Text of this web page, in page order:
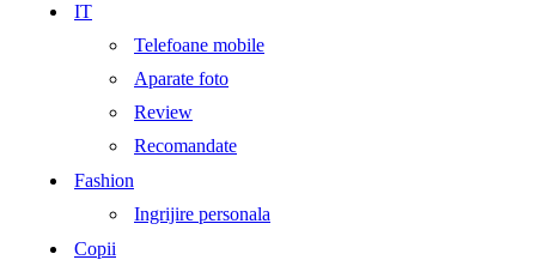
IT
Telefoane mobile
Aparate foto
Review
Recomandate
Fashion
Ingrijire personala
Copii